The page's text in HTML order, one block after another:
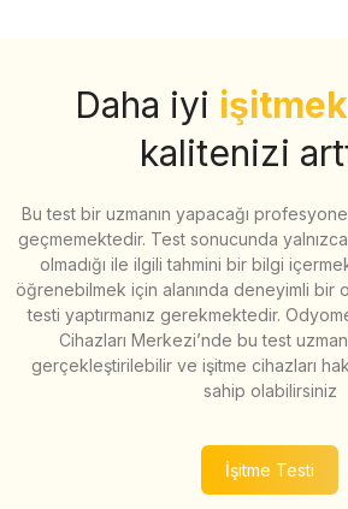
Daha iyi işitmek
kalitenizi
Bu test bir uzmanın yapacağı
geçmemektedir. Test sonucunda yalnızca
olmadığı ile ilgili tahmini bir bilgi
öğrenebilmek için alanında deneyimli bir
testi yaptırmanız gerekmektedir.
Cihazları Merkezi’nde bu test
gerçekleştirilebilir ve işitme cihazları
sahip olabilirsiniz
İşitme Testi